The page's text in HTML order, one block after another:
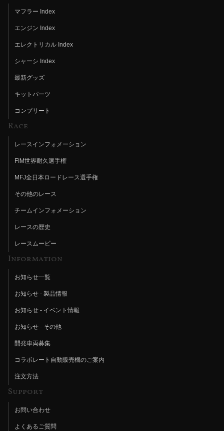
マフラー Index
エンジン Index
エレクトリカル Index
シャーシ Index
最新グッズ
キットパーツ
コンプリート
Race
レースインフォメーション
FIM世界耐久選手権
MFJ全日本ロードレース選手権
その他のレース
チームインフォメーション
レースの歴史
レースムービー
Information
お知らせ一覧
お知らせ - 製品情報
お知らせ - イベント情報
お知らせ - その他
開発車両募集
コラボレート自動販売機のご案内
注文方法
Support
お問い合わせ
よくあるご質問